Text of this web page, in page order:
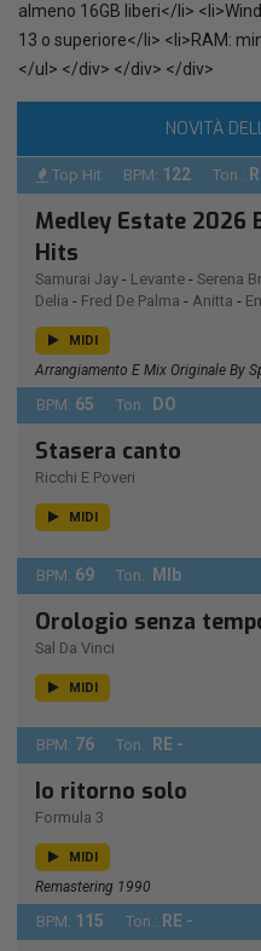
almeno 16GB liberi</li>
13 o superiore</li> <li>RAM:
</ul> </div> </div> </div>
NOVITÀ
Top Hit BPM: 122 Ton.:
Medley Estate 2026
Hits
Samurai Jay - Levante - Serena
Delia - Fred De Palma - Anitta -
MIDI
Arrangiamento E Mix Originale By
BPM: 65 Ton.: DO
Stasera canto
Ricchi E Poveri
MIDI
BPM: 69 Ton.: MIb
Orologio senza
Sal Da Vinci
MIDI
BPM: 76 Ton.: RE -
Io ritorno solo
Formula 3
MIDI
Remastering 1990
BPM: 115 Ton.: RE -